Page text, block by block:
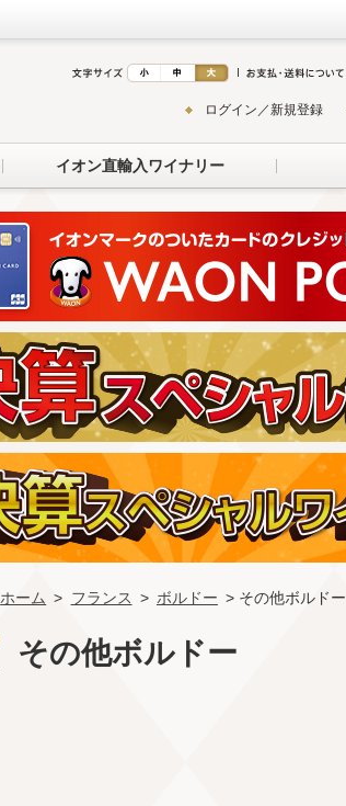
ログイン／新規登録
イオン直輸入ワイナリー
ホーム > フランス > ボルドー > その他ボルドー
その他ボルドー